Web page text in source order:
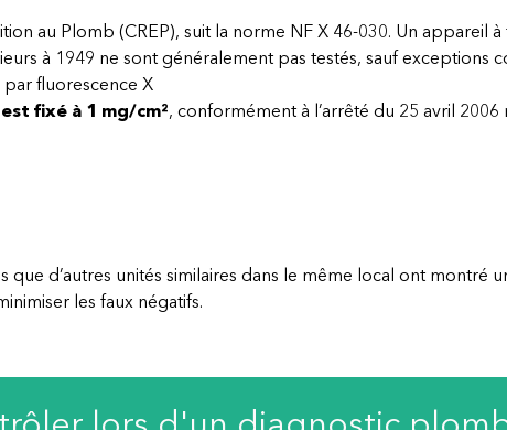
au Plomb (CREP), suit la norme NF X 46-030. Un appareil
à 1949 ne sont généralement pas testés, sauf exceptions
fluorescence X
fixé à 1 mg/cm², conformément à l’arrêté du 25 avril 2006
que d’autres unités similaires dans le même local ont montré
les faux négatifs.